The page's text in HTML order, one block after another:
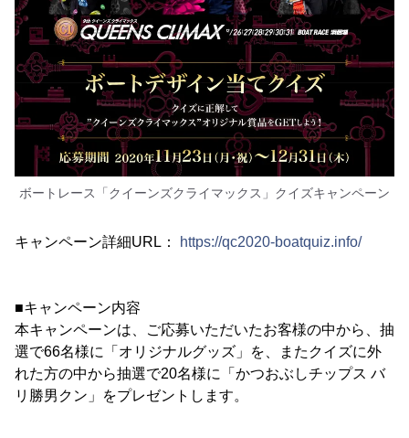
ボートレース「クイーンズクライマックス」クイズキャンペーン
キャンペーン詳細URL： https://qc2020-boatquiz.info/
■キャンペーン内容
本キャンペーンは、ご応募いただいたお客様の中から、抽
選で66名様に「オリジナルグッズ」を、またクイズに外
れた方の中から抽選で20名様に「かつおぶしチップス バ
リ勝男クン」をプレゼントします。